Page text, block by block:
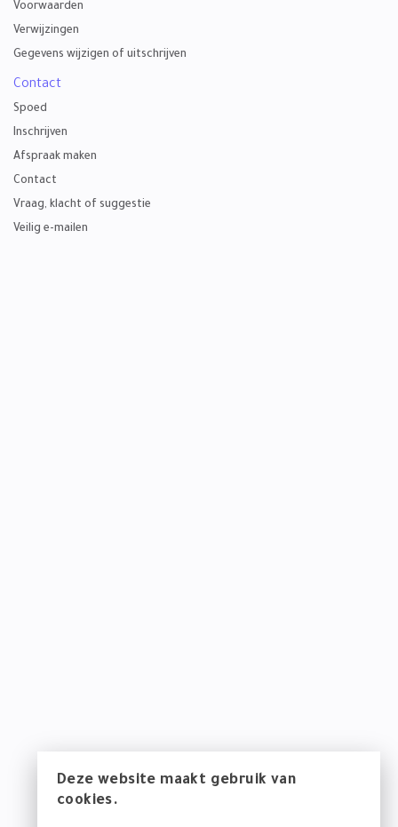
Voorwaarden
Verwijzingen
Gegevens wijzigen of uitschrijven
Contact
Spoed
Inschrijven
Afspraak maken
Contact
Vraag, klacht of suggestie
Veilig e-mailen
Deze website maakt gebruik van
cookies.